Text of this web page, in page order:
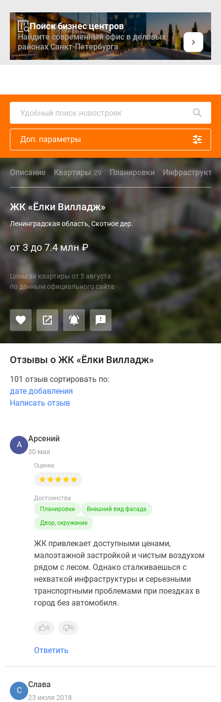
Поиск бизнес центров
Найдите современный офис в деловых
районах Санкт-Петербурга
Удобный поиск новостроек
Доп. параметры
Описание Квартиры 29 Планировки
ЖК «Ёлки Вилладж»
Ленинградская область, Скотное дер.
от 3 до 7.4 млн ₽
Цены за квартиры от 5 августа
по данным официального сайта
Отзывы о ЖК «Ёлки Вилладж»
101 отзыв сортировать по:
дате добавления
Написать отзыв
А
Арсений
30 мая
Оценка
Достоинства
Планировки
Внешний вид фасада
Двор, окружение
ЖК привлекает доступными ценами,
малоэтажной застройкой и чистым воздухом
рядом с лесом. Однако сталкиваешься с
нехваткой инфраструктуры и серьезными
транспортными проблемами при поездках в
город без автомобиля.
0 0
Ответить
С
Слава
23 июля 2018